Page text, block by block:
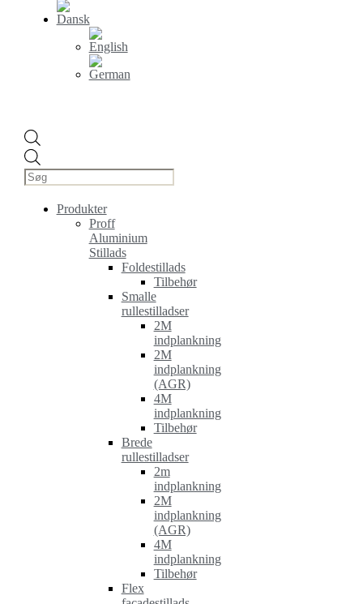
search
Produkter
Proff
Aluminium
Stillads
Foldestillads
Tilbehør
Smalle
rullestilladser
2M
indplankning
2M
indplankning
(AGR)
4M
indplankning
Tilbehør
Brede
rullestilladser
2m
indplankning
2M
indplankning
(AGR)
4M
indplankning
Tilbehør
Flex